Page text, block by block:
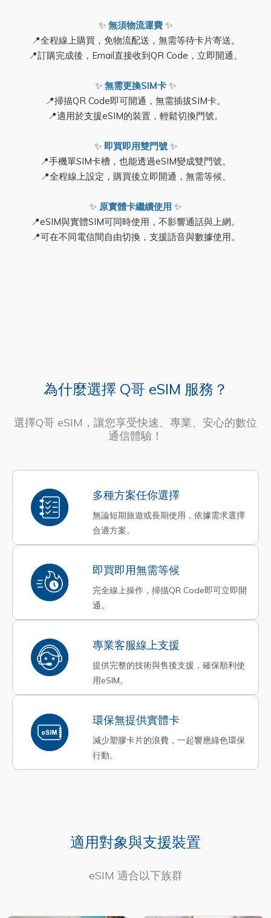
✨ 無須物流運費 ✨
📍全程線上購買，免物流配送，無需等待卡片寄送。
📍訂購完成後，Email直接收到QR Code，立即開通。
✨ 無需更換SIM卡 ✨
📍掃描QR Code即可開通，無需插拔SIM卡。
📍適用於支援eSIM的裝置，輕鬆切換門號。
✨ 即買即用雙門號✨
📍手機單SIM卡槽，也能透過eSIM變成雙門號。
📍全程線上設定，購買後立即開通，無需等候。
✨ 原實體卡繼續使用 ✨
📍eSIM與實體SIM可同時使用，不影響通話與上網。
📍可在不同電信間自由切換，支援語音與數據使用。
為什麼選擇 Q哥 eSIM 服務？
選擇Q哥 eSIM，讓您享受快速、專業、安心的數位
通信體驗！
多種方案任你選擇
無論短期旅遊或長期使用，依據需求選擇
合適方案。
即買即用無需等候
完全線上操作，掃描QR Code即可立即開
通。
專業客服線上支援
提供完整的技術與售後支援，確保順利使
用eSIM。
環保無提供實體卡
減少塑膠卡片的浪費，一起響應綠色環保
行動。
適用對象與支援裝置
eSIM 適合以下族群